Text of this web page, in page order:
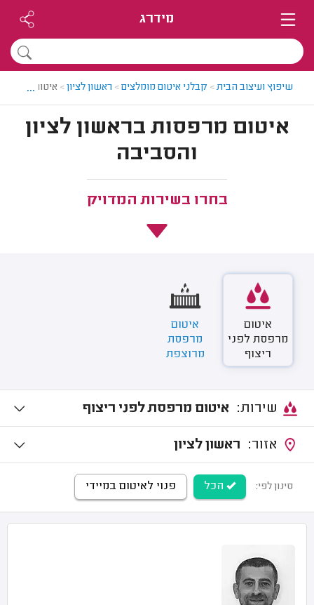
מידרג
שיפוץ ועיצוב הבית> קבלני איטום מומלצים> ראשון לציון> איטום...
איטום מרפסות בראשון לציון
והסביבה
בחרו בשירות המדויק
איטום
מרפסת לפני
ריצוף
איטום
מרפסת
מרוצפת
איטום מרפסת לפני ריצוף
ראשון לציון
סינון לפי: הכל פנוי לאיטום במיידי